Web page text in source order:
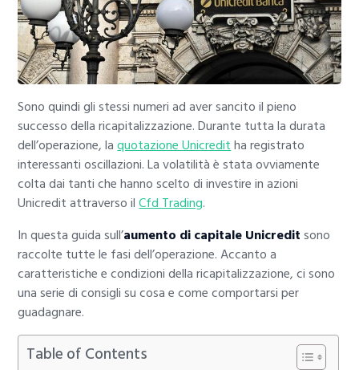
Sono quindi gli stessi numeri ad aver sancito il pieno
successo della ricapitalizzazione. Durante tutta la durata
dell’operazione, laquotazione Unicreditha registrato
interessanti oscillazioni. La volatilità è stata ovviamente
colta dai tanti che hanno scelto di investire in azioni
Unicredit attraverso ilCfd Trading.
In questa guida sull’aumento di capitale Unicreditsono
raccolte tutte le fasi dell’operazione. Accanto a
caratteristiche e condizioni della ricapitalizzazione, ci sono
una serie di consigli su cosa e come comportarsi per
guadagnare.
Table of Contents